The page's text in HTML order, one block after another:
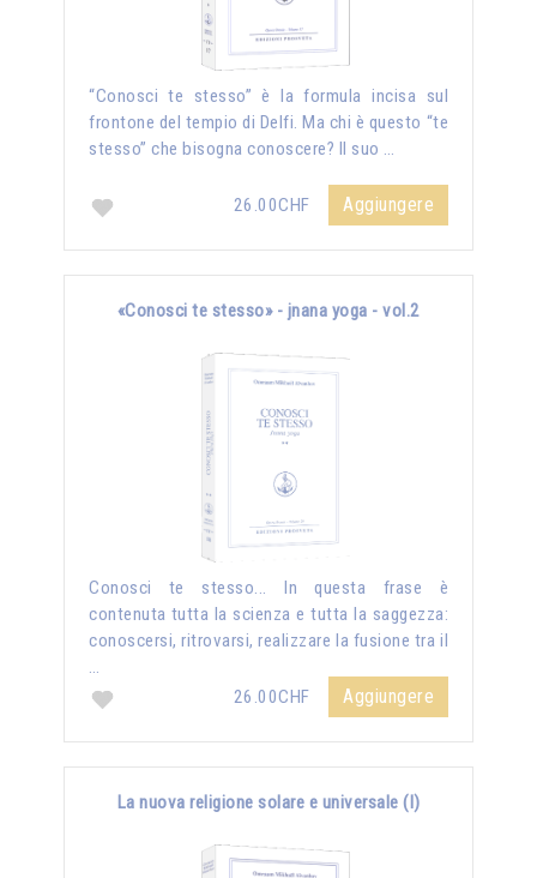
“Conosci te stesso” è la formula incisa sul
frontone del tempio di Delfi. Ma chi è questo “te
stesso” che bisogna conoscere? Il suo …
26.00CHF Aggiungere
«Conosci te stesso» - jnana yoga - vol.2
Conosci te stesso... In questa frase è
contenuta tutta la scienza e tutta la saggezza:
conoscersi, ritrovarsi, realizzare la fusione tra il
…
26.00CHF
Aggiungere
La nuova religione solare e universale (I)